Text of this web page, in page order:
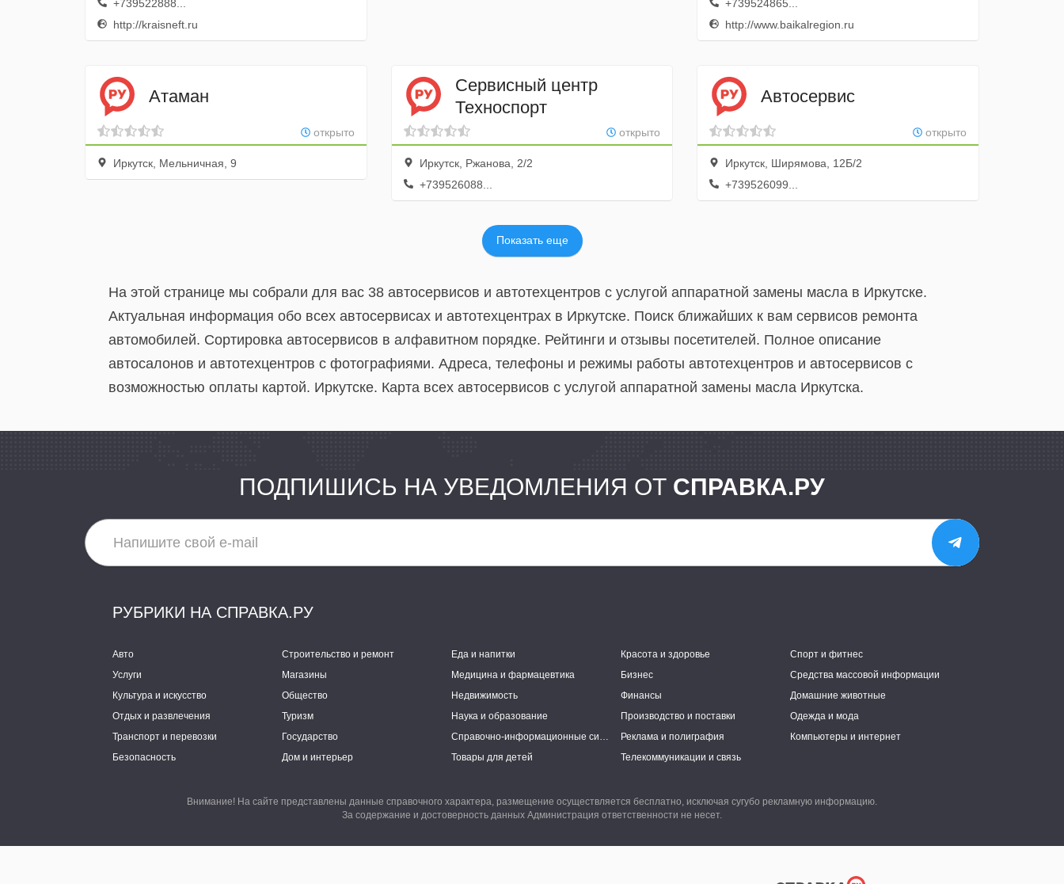
+739522888...
http://kraisneft.ru
+739524865...
http://www.baikalregion.ru
Атаман
открыто
Иркутск, Мельничная, 9
Сервисный центр
Техноспорт
открыто
Иркутск, Ржанова, 2/2
+739526088...
Автосервис
открыто
Иркутск, Ширямова, 12Б/2
+739526099...
Показать еще
На этой странице мы собрали для вас 38 автосервисов и автотехцентров с услугой аппаратной замены масла в Иркутске.
Актуальная информация обо всех автосервисах и автотехцентрах в Иркутске. Поиск ближайших к вам сервисов ремонта
автомобилей. Сортировка автосервисов в алфавитном порядке. Рейтинги и отзывы посетителей. Полное описание
автосалонов и автотехцентров с фотографиями. Адреса, телефоны и режимы работы автотехцентров и автосервисов с
возможностью оплаты картой. Иркутске. Карта всех автосервисов c услугой аппаратной замены масла Иркутска.
ПОДПИШИСЬ НА УВЕДОМЛЕНИЯ ОТ СПРАВКА.РУ
РУБРИКИ НА СПРАВКА.РУ
Авто Строительство и ремонт Еда и напитки Красота и здоровье
Спорт и фитнес
Услуги
Магазины Медицина и фармацевтика Бизнес
Средства массовой информации
Культура и искусство
Общество Недвижимость Финансы
Домашние животные
Отдых и развлечения
Туризм Наука и образование Производство и поставки
Одежда и мода
Транспорт и перевозки
Государство Справочно-информационные системы Реклама и полиграфия
Компьютеры и интернет
Безопасность
Дом и интерьер Товары для детей Телекоммуникации и связь
Внимание! На сайте представлены данные справочного характера, размещение осуществляется бесплатно, исключая сугубо рекламную информацию.
За содержание и достоверность данных Администрация ответственности не несет.